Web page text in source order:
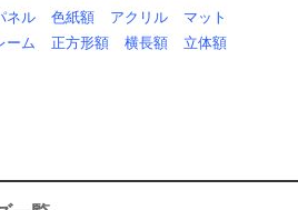
ネル 色紙額 アクリル
マット
ーム 正方形額 横長額 立体額